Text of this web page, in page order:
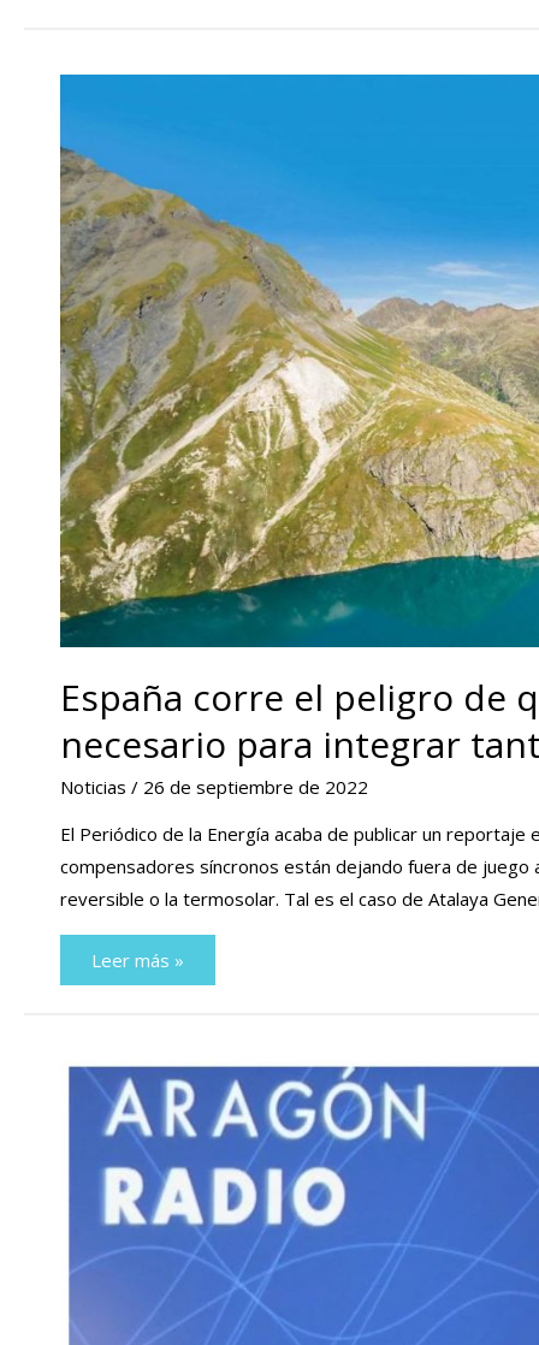
tecla
la
está
en
el
almacenamiento
España corre el peligro de
necesario para integrar
Noticias / 26 de septiembre de 2022
El Periódico de la Energía acaba de publicar un
compensadores síncronos están dejando fuera de
reversible o la termosolar. Tal es el caso de Atalaya
España
corre
de
quedarse
bombeo
necesario
Leer más »